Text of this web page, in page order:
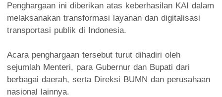
Penghargaan ini diberikan atas keberhasilan KAI dalam
melaksanakan transformasi layanan dan digitalisasi
transportasi publik di Indonesia.
Acara penghargaan tersebut turut dihadiri oleh
sejumlah Menteri, para Gubernur dan Bupati dari
berbagai daerah, serta Direksi BUMN dan perusahaan
nasional lainnya.